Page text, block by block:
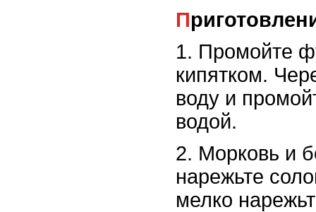
1. Промойте
кипятком.
воду и
водой.
2. Морковь и
нарежьте
мелко